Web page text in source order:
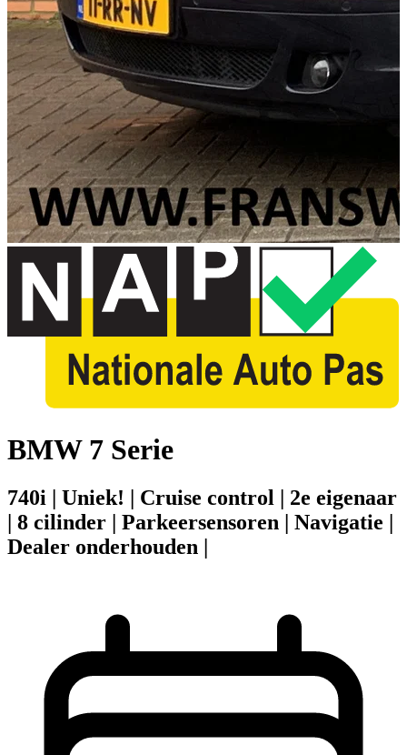
BMW 7 Serie
740i | Uniek! | Cruise control | 2e eigenaar
| 8 cilinder | Parkeersensoren | Navigatie |
Dealer onderhouden |